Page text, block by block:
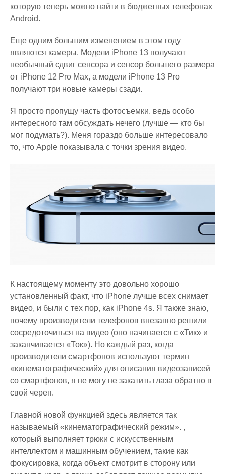
которую теперь можно найти в бюджетных телефонах
Android.
Еще одним большим изменением в этом году
являются камеры. Модели iPhone 13 получают
необычный сдвиг сенсора и сенсор большего размера
от iPhone 12 Pro Max, а модели iPhone 13 Pro
получают три новые камеры сзади.
Я просто пропущу часть фотосъемки. ведь особо
интересного там обсуждать нечего (лучше — кто бы
мог подумать?). Меня гораздо больше интересовало
то, что Apple показывала с точки зрения видео.
К настоящему моменту это довольно хорошо
установленный факт, что iPhone лучше всех снимает
видео, и были с тех пор, как iPhone 4s. Я также знаю,
почему производители телефонов внезапно решили
сосредоточиться на видео (оно начинается с «Тик» и
заканчивается «Ток»). Но каждый раз, когда
производители смартфонов используют термин
«кинематографический» для описания видеозаписей
со смартфонов, я не могу не закатить глаза обратно в
свой череп.
Главной новой функцией здесь является так
называемый «кинематографический режим». ,
который выполняет трюки с искусственным
интеллектом и машинным обучением, такие как
фокусировка, когда объект смотрит в сторону или